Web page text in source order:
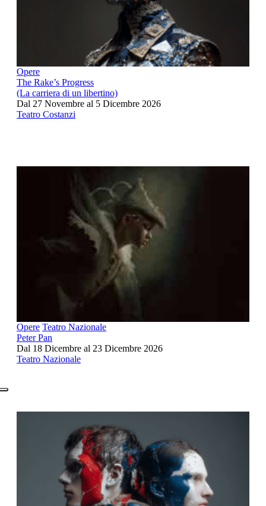
Opere
The Rake’s Progress
(La carriera di un libertino)
Dal 27 Novembre al 5 Dicembre 2026
Teatro Costanzi
Opere Teatro Nazionale
Peter Pan
Dal 18 Dicembre al 23 Dicembre 2026
Teatro Nazionale